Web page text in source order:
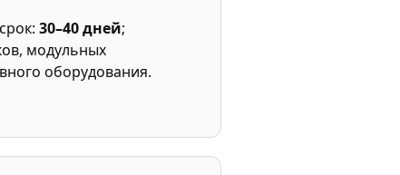
30–40 дней;
модульных
оборудования.